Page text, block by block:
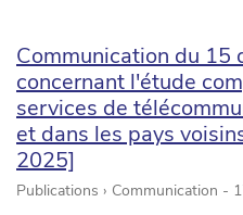
Communication du 15
concernant l'étude
services de
et dans les pays
2025]
Publications › Communication -